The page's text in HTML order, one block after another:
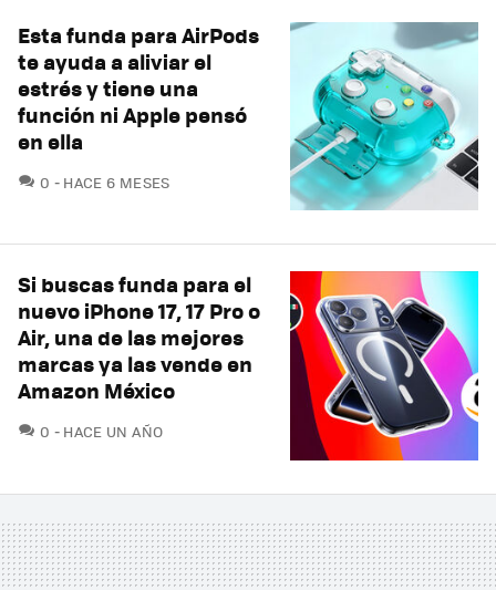
Esta funda para AirPods
te ayuda a aliviar el
estrés y tiene una
función ni Apple pensó
en ella
0 COMENTARIOS
HACE 6 MESES
Si buscas funda para el
nuevo iPhone 17, 17 Pro o
Air, una de las mejores
marcas ya las vende en
Amazon México
0 COMENTARIOS
HACE UN AÑO